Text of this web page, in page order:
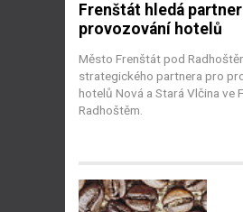
Frenštát hledá
provozování hotelů
Město Frenštát pod
strategického partnera pro
hotelů Nová a Stará Vlčina ve
Radhoštěm.